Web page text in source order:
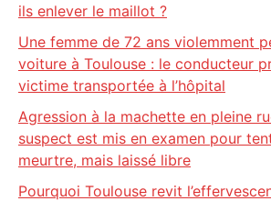
ils enlever le maillot ?
Une femme de 72 ans violemment
voiture à Toulouse : le conducteur
victime transportée à l’hôpital
Agression à la machette en pleine
suspect est mis en examen pour
meurtre, mais laissé libre
Pourquoi Toulouse revit